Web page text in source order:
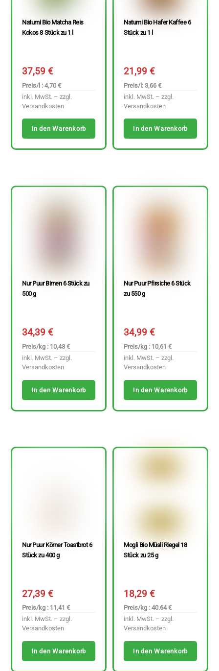
Natumi Bio Matcha Reis
Kokos 8 Stück zu 1 l
37,59€
Preis/l : 4,70 €
inkl. MwSt. – zzgl.
Versandkosten
In den Warenkorb
Natumi Bio Hafer Kaffee 6
Stück zu 1 l
21,99€
Preis/l: 3,66 €
inkl. MwSt. – zzgl.
Versandkosten
In den Warenkorb
Nur Puur Birnen 6 Stück zu
500 g
34,39€
Preis/kg : 10,43 €
inkl. MwSt. – zzgl.
Versandkosten
In den Warenkorb
Nur Puur Pfirsiche 6 Stück
zu 550 g
34,99€
Preis/kg : 10,61 €
inkl. MwSt. – zzgl.
Versandkosten
In den Warenkorb
Nur Puur Körner Toastbrot 6
Stück zu 400 g
27,39€
Preis/kg : 11,41 €
inkl. MwSt. – zzgl.
Versandkosten
In den Warenkorb
Mogli Bio Müsli Riegel 18
Stück zu 25 g
18,29€
Preis/kg : 40.64 €
inkl. MwSt. – zzgl.
Versandkosten
In den Warenkorb